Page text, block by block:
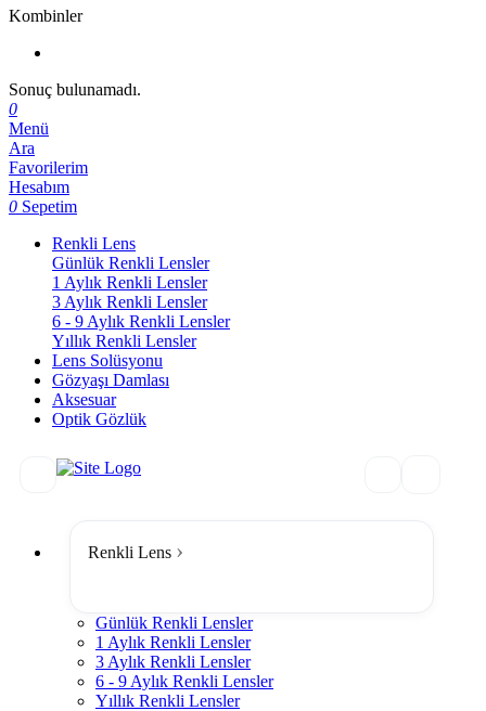
Kombinler
Sonuç bulunamadı.
0
Menü
Ara
Favorilerim
Hesabım
0 Sepetim
Renkli Lens
Günlük Renkli Lensler
1 Aylık Renkli Lensler
3 Aylık Renkli Lensler
6 - 9 Aylık Renkli Lensler
Yıllık Renkli Lensler
Lens Solüsyonu
Gözyaşı Damlası
Aksesuar
Optik Gözlük
Renkli Lens
Günlük Renkli Lensler
1 Aylık Renkli Lensler
3 Aylık Renkli Lensler
6 - 9 Aylık Renkli Lensler
Yıllık Renkli Lensler